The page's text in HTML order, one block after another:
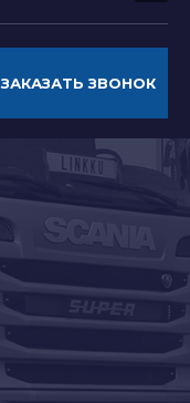
ЗАКАЗАТЬ ЗВОНОК